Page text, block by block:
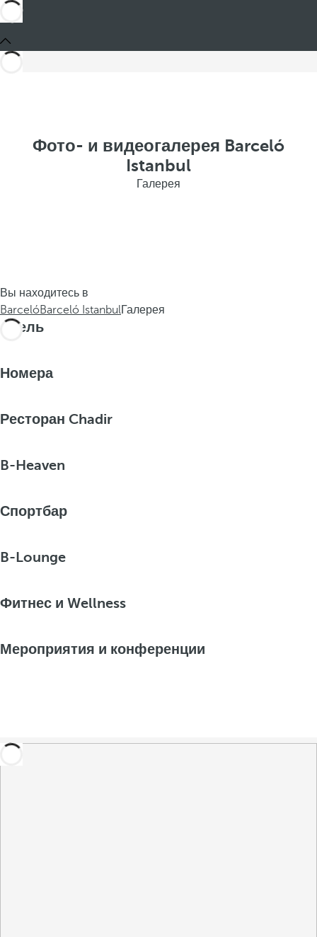
Фото- и видеогалерея Barceló
Istanbul
Галерея
Вы находитесь в
BarcelóBarceló IstanbulГалерея
Отель
Номера
Ресторан Chadir
B-Heaven
Спортбар
B-Lounge
Фитнес и Wellness
Мероприятия и конференции